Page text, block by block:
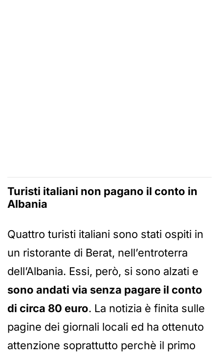
Turisti italiani non pagano il conto in
Albania
Quattro turisti italiani sono stati ospiti in
un ristorante di Berat, nell’entroterra
dell’Albania. Essi, però, si sono alzati e
sono andati via senza pagare il conto
di circa 80 euro. La notizia è finita sulle
pagine dei giornali locali ed ha ottenuto
attenzione soprattutto perchè il primo